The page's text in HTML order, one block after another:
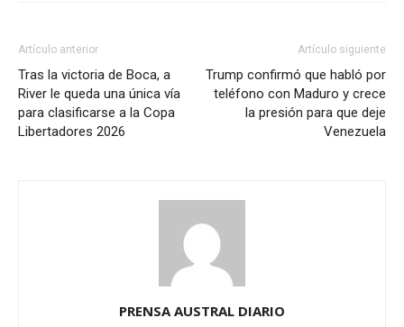
Artículo anterior
Tras la victoria de Boca, a
River le queda una única vía
para clasificarse a la Copa
Libertadores 2026
Artículo siguiente
Trump confirmó que habló por
teléfono con Maduro y crece
la presión para que deje
Venezuela
PRENSA AUSTRAL DIARIO